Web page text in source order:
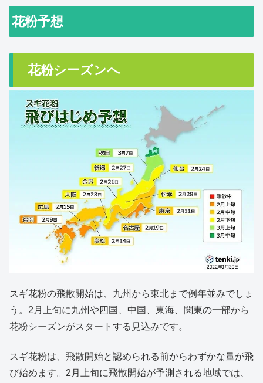
花粉予想
花粉シーズンへ
スギ花粉の飛散開始は、九州から東北まで例年並みでしょ
う。2月上旬に九州や四国、中国、東海、関東の一部から
花粉シーズンがスタートする見込みです。
スギ花粉は、飛散開始と認められる前からわずかな量が飛
び始めます。2月上旬に飛散開始が予測される地域では、